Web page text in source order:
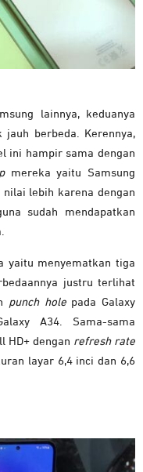
lainnya, keduanya
berbeda. Kerennya,
ini hampir sama dengan
mereka yaitu Samsung
lebih karena dengan
sudah mendapatkan
yaitu menyematkan tiga
justru terlihat
punch holepada Galaxy
A34. Sama-sama
HD+ dengan refresh rate
layar 6,4 inci dan 6,6